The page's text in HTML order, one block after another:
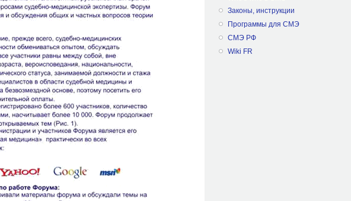
Законы, инструкции
Программы для СМЭ
СМЭ РФ
Wiki FR